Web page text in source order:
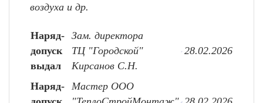
воздуха и др.
Наряд-
допуск
выдал
Зам. директора
ТЦ "Городской"
Кирсанов С.Н.
28.02.2026
Наряд-
Мастер ООО